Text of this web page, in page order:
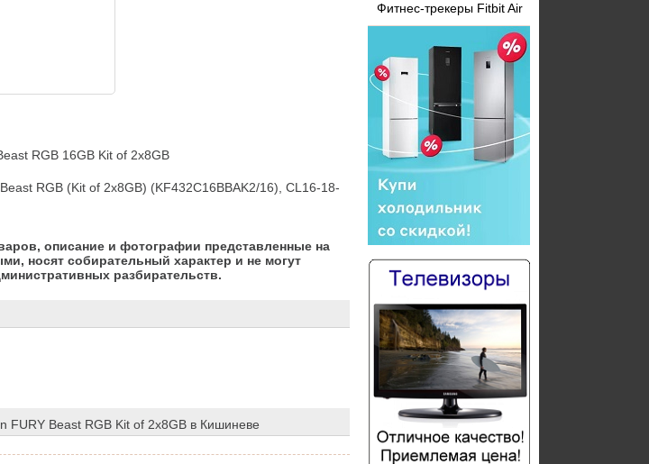
RGB 16GB Kit of 2x8GB
RGB (Kit of 2x8GB) (KF432C16BBAK2/16), CL16-18-
описание и фотографии представленные на
носят собирательный характер и не могут
разбирательств.
FURY Beast RGB Kit of 2x8GB в Кишиневе
Фитнес-трекеры Fitbit Air